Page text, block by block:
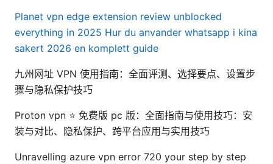
Planet vpn edge extension review unblocked
everything in 2025 Hur du anvander whatsapp i kina
sakert 2026 en komplett guide
九州网址 VPN 使用指南：全面评测、选择要点、设置步
骤与隐私保护技巧
Proton vpn ⭐ 免费版 pc 版：全面指南与使用技巧：安
装与对比、隐私保护、跨平台应用与实用技巧
Unravelling azure vpn error 720 your step by step